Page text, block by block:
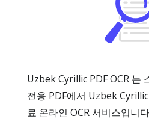
Uzbek Cyrillic PDF OCR 는
전용 PDF에서 Uzbek
료 온라인 OCR 서비스입니